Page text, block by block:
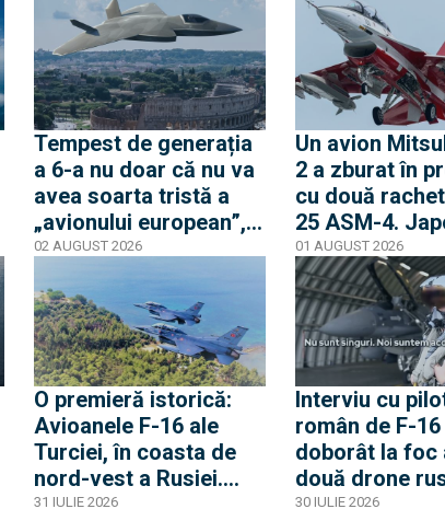
concurează și cu
Ucraina pentru
aeronavele MiG-29 din
Polonia
nu stau cu
Tempest de generația
a 6-a nu doar că nu va
avea soarta tristă a
„avionului european”,
dar poate intra în
serviciu mai rapid de
2035. Ultima strigare e
aproape pentru țările
care vor în program
02 AUGUST 2026
Un avion
2 a zburat în
cu două
25 ASM-4.
își testează
rachetă
rază lungă de
avion
01 AUGUST 2026
O premieră istorică:
Avioanele F-16 ale
Turciei, în coasta de
nord-vest a Rusiei.
31 IULIE 2026
Interviu cu
român de F-
doborât la foc
două drone
30 IULIE 2026